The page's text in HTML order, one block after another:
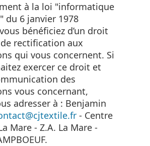
à la loi "informatique
du 6 janvier 1978
bénéficiez d’un droit
de rectification aux
qui vous concernent. Si
exercer ce droit et
des
vous concernant,
adresser à : Benjamin
- Centre
Mare - Z.A. La Mare -